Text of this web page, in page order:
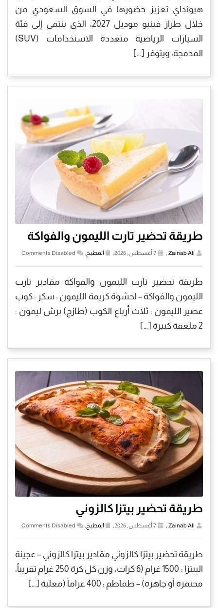
هيونداي تعزيز حضورها في السوق السعودي من
خلال طراز فينيو موديل 2027، الذي ينتمي إلى فئة
السيارات الرياضية متعددة الاستخدامات (SUV)
المدمجة، ويتوفر […]
طريقة تحضير تارت الليمون والفواكة
Zainab Ali
, المطبخ,
Comments Disabled
طريقة تحضير تارت الليمون والفواكة مقادير تارت
الليمون والفواكة – لحشوة كريمة الليمون : سكر : كوب
عصير الليمون : ثلاث أرباع الكوب (طازج) برش ليمون :
2 ملعقة كبيرة […]
طريقة تحضير بيتزا كالزوني
Zainab Ali
, المطبخ,
Comments Disabled
طريقة تحضير بيتزا كالزوني مقادير بيتزا كالزوني – عجينة
البيتزا : 1500 غرام (6 كرات، وزن كل كرة 250 غرام تقريباً،
مختمرة أو جاهزة) – طماطم : 400 غراماً (معلبة […]